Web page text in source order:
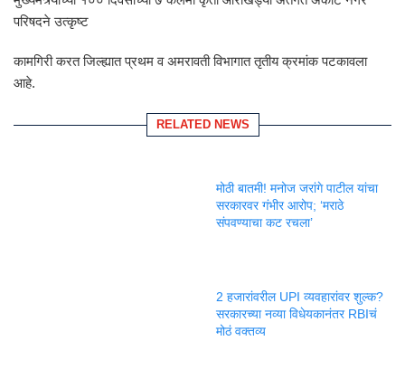
परिषदने उत्कृष्ट
कामगिरी करत जिल्ह्यात प्रथम व अमरावती विभागात तृतीय क्रमांक पटकावला
आहे.
RELATED NEWS
मोठी बातमी! मनोज जरांगे पाटील यांचा
सरकारवर गंभीर आरोप; ‘मराठे
संपवण्याचा कट रचला’
2 हजारांवरील UPI व्यवहारांवर शुल्क?
सरकारच्या नव्या विधेयकानंतर RBIचं
मोठं वक्तव्य